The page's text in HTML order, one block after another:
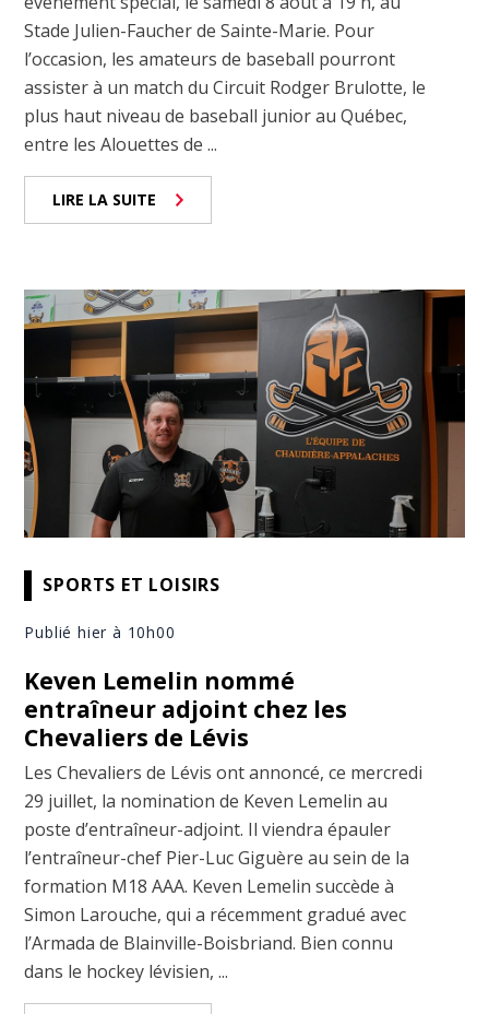
Stade Julien-Faucher de Sainte-Marie. Pour
l’occasion, les amateurs de baseball pourront
assister à un match du Circuit Rodger Brulotte, le
plus haut niveau de baseball junior au Québec,
entre les Alouettes de ...
LIRE LA SUITE
SPORTS ET LOISIRS
Publié hier à 10h00
Keven Lemelin nommé
entraîneur adjoint chez les
Chevaliers de Lévis
Les Chevaliers de Lévis ont annoncé, ce mercredi
29 juillet, la nomination de Keven Lemelin au
poste d’entraîneur-adjoint. Il viendra épauler
l’entraîneur-chef Pier-Luc Giguère au sein de la
formation M18 AAA. Keven Lemelin succède à
Simon Larouche, qui a récemment gradué avec
l’Armada de Blainville-Boisbriand. Bien connu
dans le hockey lévisien, ...